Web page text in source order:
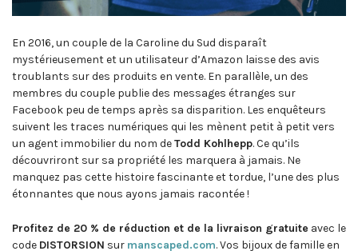
En 2016, un couple de la Caroline du Sud disparaît
mystérieusement et un utilisateur d’Amazon laisse des avis
troublants sur des produits en vente. En parallèle, un des
membres du couple publie des messages étranges sur
Facebook peu de temps après sa disparition. Les enquêteurs
suivent les traces numériques qui les mènent petit à petit vers
un agent immobilier du nom deTodd Kohlhepp. Ce qu’ils
découvriront sur sa propriété les marquera à jamais. Ne
manquez pas cette histoire fascinante et tordue, l’une des plus
étonnantes que nous ayons jamais racontée !
Profitez de 20 % de réduction et de la livraison gratuite avec le
code DISTORSION sur manscaped.com. Vos bijoux de famille en